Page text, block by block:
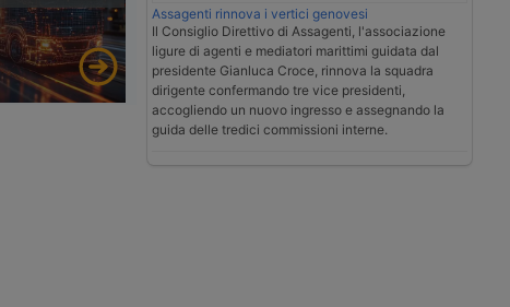
Assagenti rinnova i vertici genovesi
Il Consiglio Direttivo di Assagenti, l'associazione
ligure di agenti e mediatori marittimi guidata dal
presidente Gianluca Croce, rinnova la squadra
dirigente confermando tre vice presidenti,
accogliendo un nuovo ingresso e assegnando la
guida delle tredici commissioni interne.